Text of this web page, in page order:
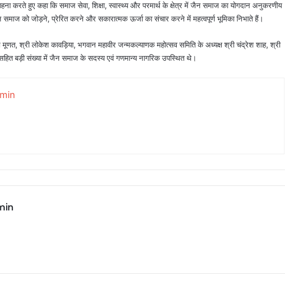
करते हुए कहा कि समाज सेवा, शिक्षा, स्वास्थ्य और परमार्थ के क्षेत्र में जैन समाज का योगदान अनुकरणीय
को जोड़ने, प्रेरित करने और सकारात्मक ऊर्जा का संचार करने में महत्वपूर्ण भूमिका निभाते हैं।
श्री लोकेश कावड़िया, भगवान महावीर जन्मकल्याणक महोत्सव समिति के अध्यक्ष श्री चंद्रेश शाह, श्री
बड़ी संख्या में जैन समाज के सदस्य एवं गणमान्य नागरिक उपस्थित थे।